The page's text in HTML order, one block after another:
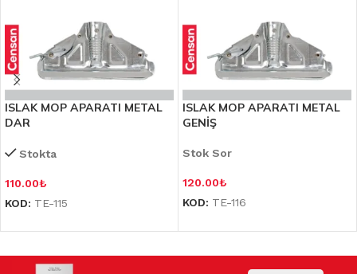
ISLAK MOP APARATI METAL
DAR
Stokta
110.00₺
KOD: TE-115
ISLAK MOP APARATI METAL
GENİŞ
Stok Sor
120.00₺
KOD: TE-116